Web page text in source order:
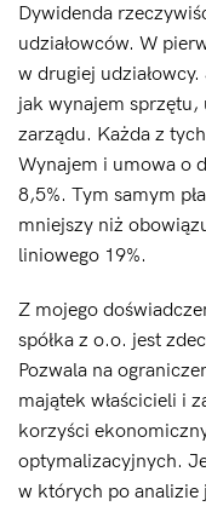
Dywidenda
udziałowców. W
w drugiej
jak wynajem sprzętu,
zarządu. Każda z
Wynajem i umowa o
8,5%. Tym samym
mniejszy niż
liniowego 19%.
Z mojego
spółka z o.o. jest
Pozwala na
majątek właścicieli i
korzyści
optymalizacyjnych.
w których po analizie